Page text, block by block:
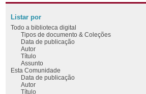
Listar por
Todo a biblioteca digital
Tipos de documento & Coleções
Data de publicação
Autor
Título
Assunto
Esta Comunidade
Data de publicação
Autor
Título